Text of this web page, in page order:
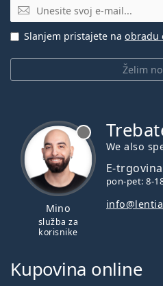
E-mail
Želim
Slanjem pristajete na obradu
Mino
služba za
korisnike
We also
E-trgovina
pon-pet: 8-
Kupovina online